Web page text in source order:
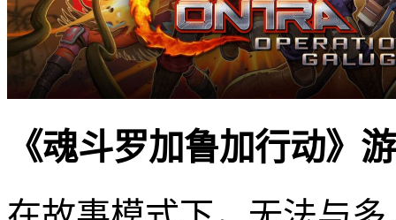
《魂斗罗加鲁加行动》